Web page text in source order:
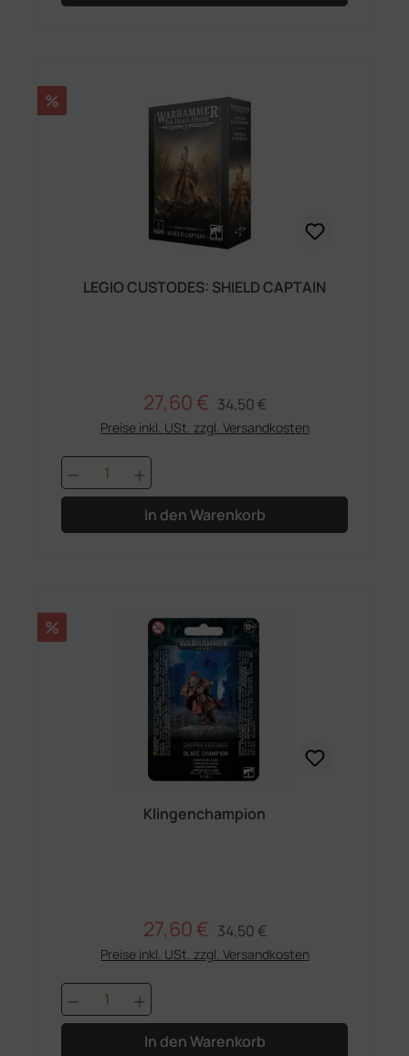
Rabatt
%
LEGIO CUSTODES: SHIELD CAPTAIN
Verkaufspreis:
27,60 € Regulärer Preis:
34,50 €
Preise inkl. USt. zzgl. Versandkosten
Produkt Anzahl: Gib den
In den Warenkorb
Rabatt
%
Klingenchampion
Verkaufspreis:
27,60 € Regulärer Preis:
34,50 €
Preise inkl. USt. zzgl. Versandkosten
Produkt Anzahl: Gib den
In den Warenkorb